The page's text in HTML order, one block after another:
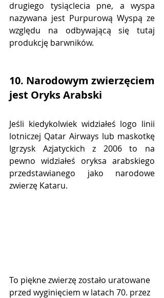
drugiego tysiąclecia pne, a wyspa
nazywana jest Purpurową Wyspą ze
względu na odbywającą się tutaj
produkcję barwników.
10. Narodowym zwierzęciem
jest Oryks Arabski
Jeśli kiedykolwiek widziałeś logo linii
lotniczej Qatar Airways lub maskotkę
Igrzysk Azjatyckich z 2006 to na
pewno widziałeś oryksa arabskiego
przedstawianego jako narodowe
zwierzę Kataru.
To piękne zwierzę zostało uratowane
przed wyginięciem w latach 70. przez